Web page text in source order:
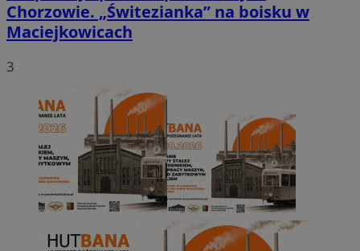
Chorzowie. „Świtezianka” na boisku w
Maciejkowicach
3